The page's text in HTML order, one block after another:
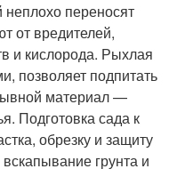
переносят
от вредителей,
и кислорода. Рыхлая
позволяет подпитать
материал —
Подготовка сада к
обрезку и защиту
грунта и